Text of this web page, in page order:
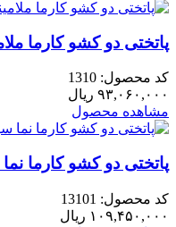
پاتختی دو کشو کارما
کد محصول: 1310
۹۳,۰۶۰,۰۰۰ ریال
مشاهده محصول
پاتختی دو کشو کارما
کد محصول: 13101
۱۰۹,۴۵۰,۰۰۰ ریال